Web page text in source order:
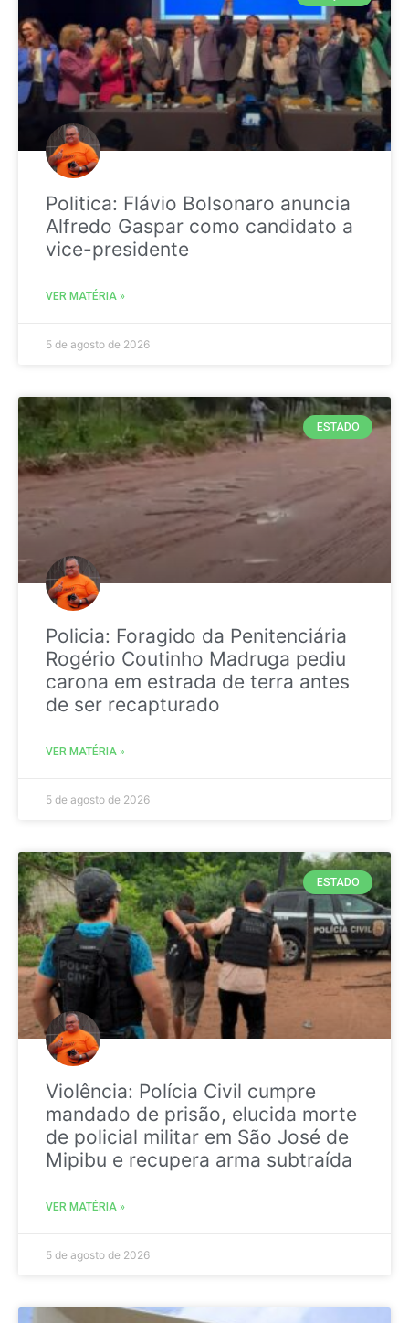
Politica: Flávio Bolsonaro anuncia
Alfredo Gaspar como candidato a
vice-presidente
VER MATÉRIA »
5 de agosto de 2026
ESTADO
Policia: Foragido da Penitenciária
Rogério Coutinho Madruga pediu
carona em estrada de terra antes
de ser recapturado
VER MATÉRIA »
5 de agosto de 2026
ESTADO
Violência: Polícia Civil cumpre
mandado de prisão, elucida morte
de policial militar em São José de
Mipibu e recupera arma subtraída
VER MATÉRIA »
5 de agosto de 2026